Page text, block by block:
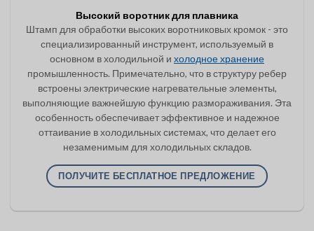
Высокий воротник для плавника
Штамп для обработки высоких воротниковых кромок - это
специализированный инструмент, используемый в
основном в холодильной и холодное хранение
промышленность. Примечательно, что в структуру ребер
встроены электрические нагревательные элементы,
выполняющие важнейшую функцию размораживания. Эта
особенность обеспечивает эффективное и надежное
оттаивание в холодильных системах, что делает его
незаменимым для холодильных складов.
ПОЛУЧИТЕ БЕСПЛАТНОЕ ПРЕДЛОЖЕНИЕ